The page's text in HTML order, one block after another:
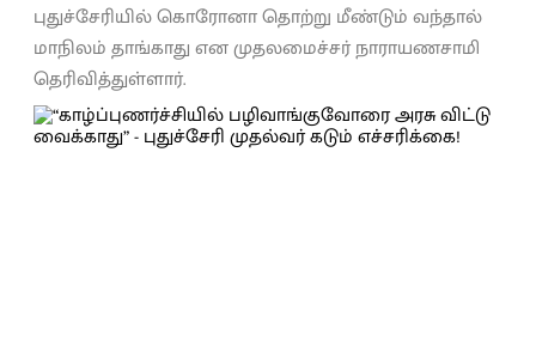
புதுச்சேரியில் கொரோனா தொற்று மீண்டும் வந்தால்
மாநிலம் தாங்காது என முதலமைச்சர் நாராயணசாமி
தெரிவித்துள்ளார்.